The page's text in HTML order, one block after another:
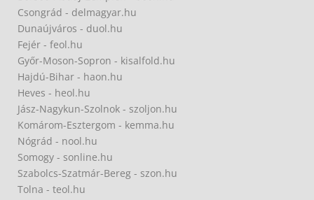
Csongrád - delmagyar.hu
Dunaújváros - duol.hu
Fejér - feol.hu
Győr-Moson-Sopron - kisalfold.hu
Hajdú-Bihar - haon.hu
Heves - heol.hu
Jász-Nagykun-Szolnok - szoljon.hu
Komárom-Esztergom - kemma.hu
Nógrád - nool.hu
Somogy - sonline.hu
Szabolcs-Szatmár-Bereg - szon.hu
Tolna - teol.hu